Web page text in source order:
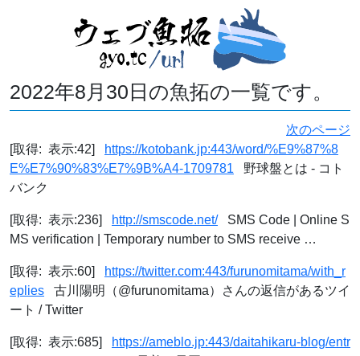
2022年8月30日の魚拓の一覧です。
次のページ
[取得: 表示:42]
https://kotobank.jp:443/word/%E9%87%8
E%E7%90%83%E7%9B%A4-1709781 野球盤とは - コト
バンク
[取得: 表示:236] http://smscode.net/SMS Code | Online S
MS verification | Temporary number to SMS receive …
[取得: 表示:60]
https://twitter.com:443/furunomitama/with_r
eplies 古川陽明（@furunomitama）さんの返信があるツイ
ート / Twitter
[取得: 表示:685]
https://ameblo.jp:443/daitahikaru-blog/entr